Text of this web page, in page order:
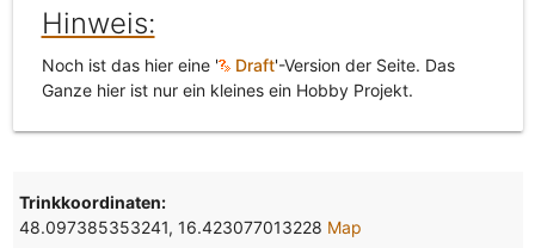
Hinweis:
Noch ist das hier eine ' Draft'-Version der Seite. Das
Ganze hier ist nur ein kleines ein Hobby Projekt.
Trinkkoordinaten:
48.097385353241, 16.423077013228 Map